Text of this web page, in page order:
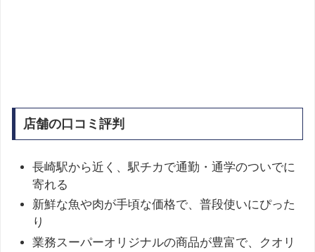
店舗の口コミ評判
長崎駅から近く、駅チカで通勤・通学のついでに
寄れる
新鮮な魚や肉が手頃な価格で、普段使いにぴった
り
業務スーパーオリジナルの商品が豊富で、クオリ